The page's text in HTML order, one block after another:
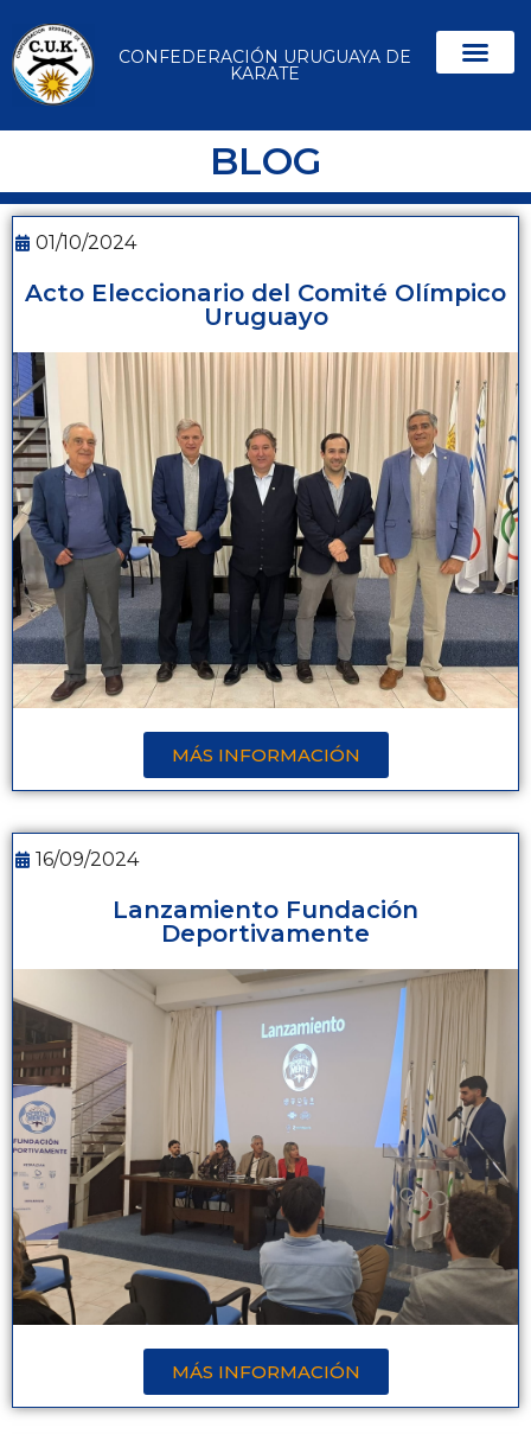
CONFEDERACIÓN URUGUAYA DE
KARATE
BLOG
01/10/2024
Acto Eleccionario del Comité Olímpico
Uruguayo
MÁS INFORMACIÓN
16/09/2024
Lanzamiento Fundación
Deportivamente
MÁS INFORMACIÓN